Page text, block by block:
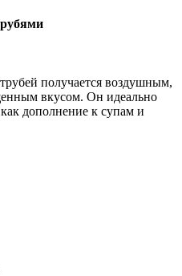
получается воздушным,
вкусом. Он идеально
дополнение к супам и